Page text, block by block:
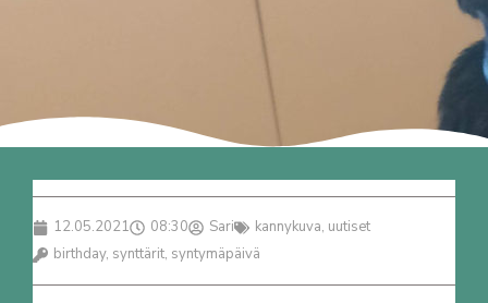
12.05.2021 08:30 Sari kannykuva, uutiset
birthday, synttärit, syntymäpäivä